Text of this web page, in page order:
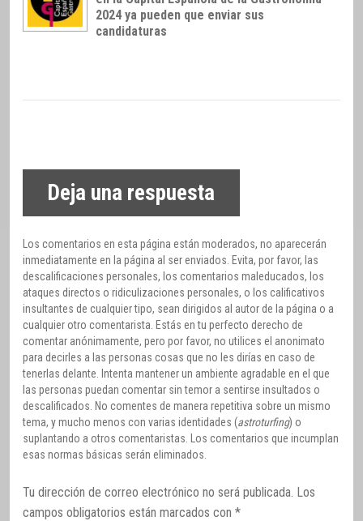
2024 ya pueden que enviar sus
candidaturas
Deja una respuesta
Los comentarios en esta página están moderados, no aparecerán
inmediatamente en la página al ser enviados. Evita, por favor, las
descalificaciones personales, los comentarios maleducados, los
ataques directos o ridiculizaciones personales, o los calificativos
insultantes de cualquier tipo, sean dirigidos al autor de la página o a
cualquier otro comentarista. Estás en tu perfecto derecho de
comentar anónimamente, pero por favor, no utilices el anonimato
para decirles a las personas cosas que no les dirías en caso de
tenerlas delante. Intenta mantener un ambiente agradable en el que
las personas puedan comentar sin temor a sentirse insultados o
descalificados. No comentes de manera repetitiva sobre un mismo
tema, y mucho menos con varias identidades (astroturfing) o
suplantando a otros comentaristas. Los comentarios que incumplan
esas normas básicas serán eliminados.
Tu dirección de correo electrónico no será publicada. Los
campos obligatorios están marcados con *